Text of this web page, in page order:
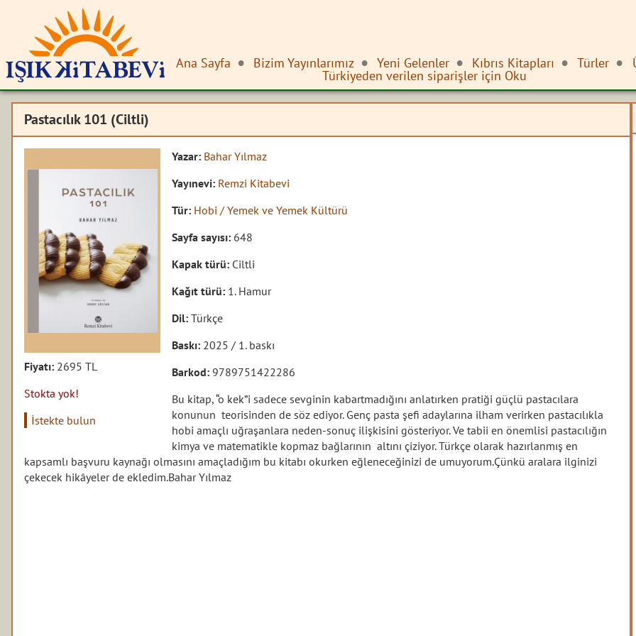
Ana Sayfa Bizim Yayınlarımız Yeni Gelenler Kıbrıs Kitapları Türler
Türkiyeden verilen siparişler için Oku
Pastacılık 101 (Ciltli)
Fiyatı: 2695 TL
Stokta yok!
İstekte bulun
Yazar: Bahar Yılmaz
Yayınevi: Remzi Kitabevi
Tür: Hobi / Yemek ve Yemek Kültürü
Sayfa sayısı: 648
Kapak türü: Ciltli
Kağıt türü: 1. Hamur
Dil:Türkçe
Baskı: 2025 / 1. baskı
Barkod:9789751422286
Bu kitap, “o kek”i sadece sevginin kabartmadığını anlatırken pratiği güçlü pastacılara
konunun teorisinden de söz ediyor. Genç pasta şefi adaylarına ilham verirken pastacılıkla
hobi amaçlı uğraşanlara neden-sonuç ilişkisini gösteriyor. Ve tabii en önemlisi pastacılığın
kimya ve matematikle kopmaz bağlarının altını çiziyor. Türkçe olarak hazırlanmış en
kapsamlı başvuru kaynağı olmasını amaçladığım bu kitabı okurken eğleneceğinizi de umuyorum.Çünkü aralara ilginizi
çekecek hikâyeler de ekledim.Bahar Yılmaz